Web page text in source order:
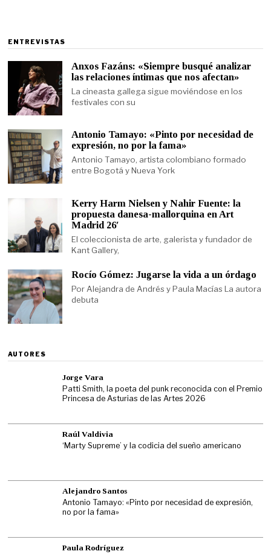
ENTREVISTAS
Anxos Fazáns: «Siempre busqué analizar
las relaciones íntimas que nos afectan»
La cineasta gallega sigue moviéndose en los
festivales con su
Antonio Tamayo: «Pinto por necesidad de
expresión, no por la fama»
Antonio Tamayo, artista colombiano formado
entre Bogotá y Nueva York
Kerry Harm Nielsen y Nahir Fuente: la
propuesta danesa-mallorquina en Art
Madrid 26′
El coleccionista de arte, galerista y fundador de
Kant Gallery,
Rocío Gómez: Jugarse la vida a un órdago
Por Alejandra de Andrés y Paula Macías La autora
debuta
AUTORES
Jorge Vara
Patti Smith, la poeta del punk reconocida con el Premio
Princesa de Asturias de las Artes 2026
Raúl Valdivia
‘Marty Supreme’ y la codicia del sueño americano
Alejandro Santos
Antonio Tamayo: «Pinto por necesidad de expresión,
no por la fama»
Paula Rodríguez